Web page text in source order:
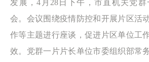
发展，4月28日下午，市直机关党
会。会议围绕疫情防控和开展片区活
作等主题进行座谈，促进片区单位工
效。党群一片片长单位市委组织部常